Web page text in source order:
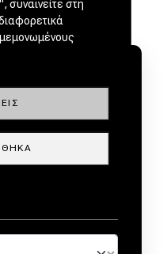
by
συναινείτε στη